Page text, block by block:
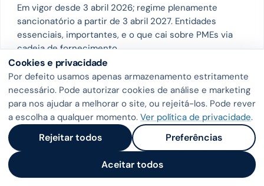
Em vigor desde 3 abril 2026; regime plenamente
sancionatório a partir de 3 abril 2027. Entidades
essenciais, importantes, e o que cai sobre PMEs via
cadeia de fornecimento.
Ver página →
SEGURANÇA · CASO
Phishing numa PME industrial — de
38% para 5% em quatro meses
Cookies e privacidade
Por defeito usamos apenas armazenamento estritamente
necessário. Pode autorizar cookies de análise e marketing
para nos ajudar a melhorar o site, ou rejeitá-los. Pode rever
a escolha a qualquer momento. Ver política de privacidade.
Rejeitar todos Preferências
Aceitar todos